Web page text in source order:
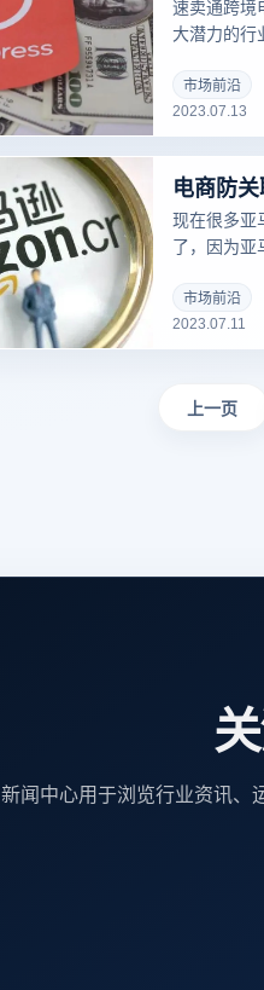
区别。
速卖通跨境
大潜力的行
力等。但
电商也可以
防关联指纹
市场前沿
2023.07.13
现在很多亚
了，因为亚
是却遭到
来跟大家说
市场前沿
2023.07.11
上一页
新闻中心用于浏览行业资讯、